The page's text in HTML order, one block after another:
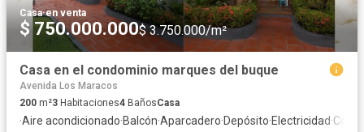
Casa·en venta
$ 750.000.000$ 3.750.000/m²
Casa en el condominio marques del buque
Avenida Los Maracos
200 m²3 Habitaciones4 BañosCasa
·Aire acondicionado·Balcón·Aparcadero·Depósito·Electricidad·